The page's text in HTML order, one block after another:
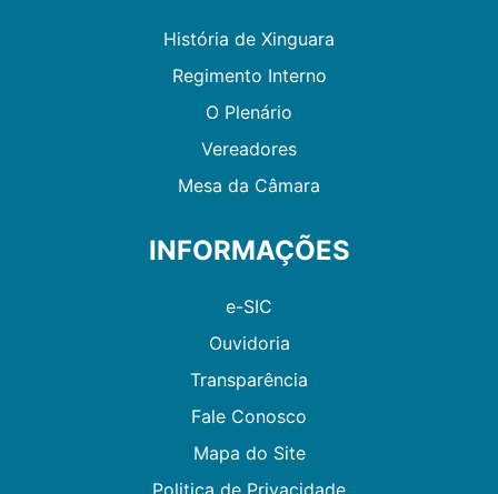
História de Xinguara
Regimento Interno
O Plenário
Vereadores
Mesa da Câmara
INFORMAÇÕES
e-SIC
Ouvidoria
Transparência
Fale Conosco
Mapa do Site
Politica de Privacidade